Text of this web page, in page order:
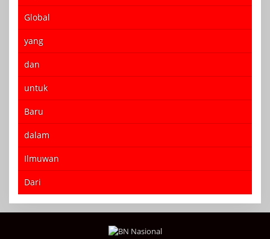
Global
yang
dan
untuk
Baru
dalam
Ilmuwan
Dari